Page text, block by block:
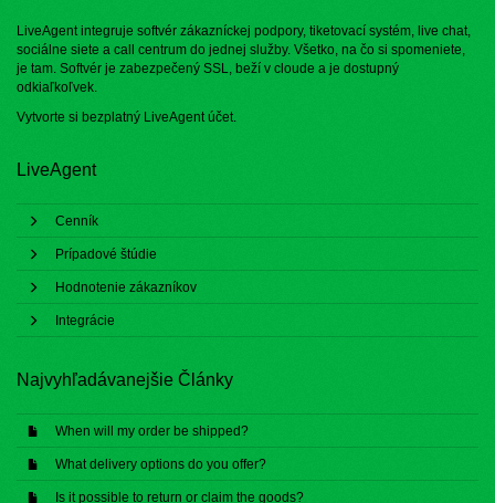
LiveAgent integruje softvér zákazníckej podpory, tiketovací systém, live chat,
sociálne siete a call centrum do jednej služby. Všetko, na čo si spomeniete,
je tam. Softvér je zabezpečený SSL, beží v cloude a je dostupný
odkiaľkoľvek.
Vytvorte si bezplatný LiveAgent účet.
LiveAgent
Cenník
Prípadové štúdie
Hodnotenie zákazníkov
Integrácie
Najvyhľadávanejšie Články
When will my order be shipped?
What delivery options do you offer?
Is it possible to return or claim the goods?